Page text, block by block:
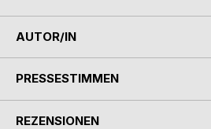
AUTOR/IN
PRESSESTIMMEN
REZENSIONEN